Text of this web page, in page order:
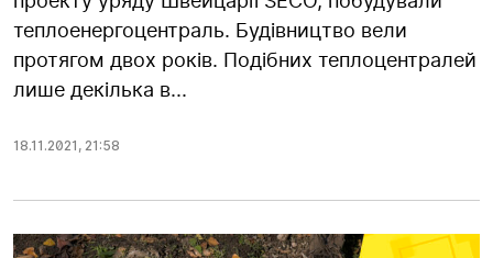
теплоенергоцентраль. Будівництво вели
протягом двох років. Подібних теплоцентралей
лише декілька в...
18.11.2021 , 21:58